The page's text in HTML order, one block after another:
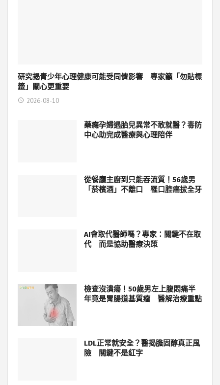
研究揭青少年心理健康可能受同儕影響 專家籲「勿貼標
籤」關心更重要
2026-08-10
藥癮孕婦遇胎兒異常不敢就醫？毒防
中心助完成醫療與心理陪伴
從餐廳主廚到只能吞流質！56歲男
「菸檳酒」不離口 罹口腔癌拔全牙
AI會取代醫師嗎？專家：關鍵不在取
代 而是協助醫療決策
檢查沒潰瘍！50歲男左上腹悶痛半
年竟是胃腸道基質瘤 醫解治療重點
LDL正常就安全？醫揭膽固醇真正風
險 關鍵不是紅字